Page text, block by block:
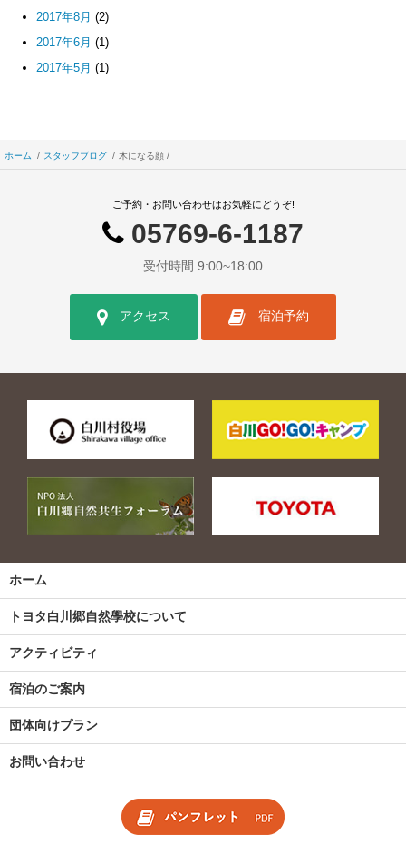
2017年8月 (2)
2017年6月 (1)
2017年5月 (1)
ホーム スタッフブログ 木になる顔
ご予約・お問い合わせはお気軽にどうぞ!
05769-6-1187
受付時間 9:00~18:00
アクセス 宿泊予約
ホーム
トヨタ白川郷自然學校について
アクティビティ
宿泊のご案内
団体向けプラン
お問い合わせ